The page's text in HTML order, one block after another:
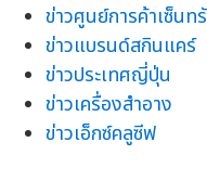
ข่าวศูนย์การค้าเซ็นท
ข่าวแบรนด์สกินแคร์
ข่าวประเทศญี่ปุ่น
ข่าวเครื่องสำอาง
ข่าวเอ็กซ์คลูซีฟ